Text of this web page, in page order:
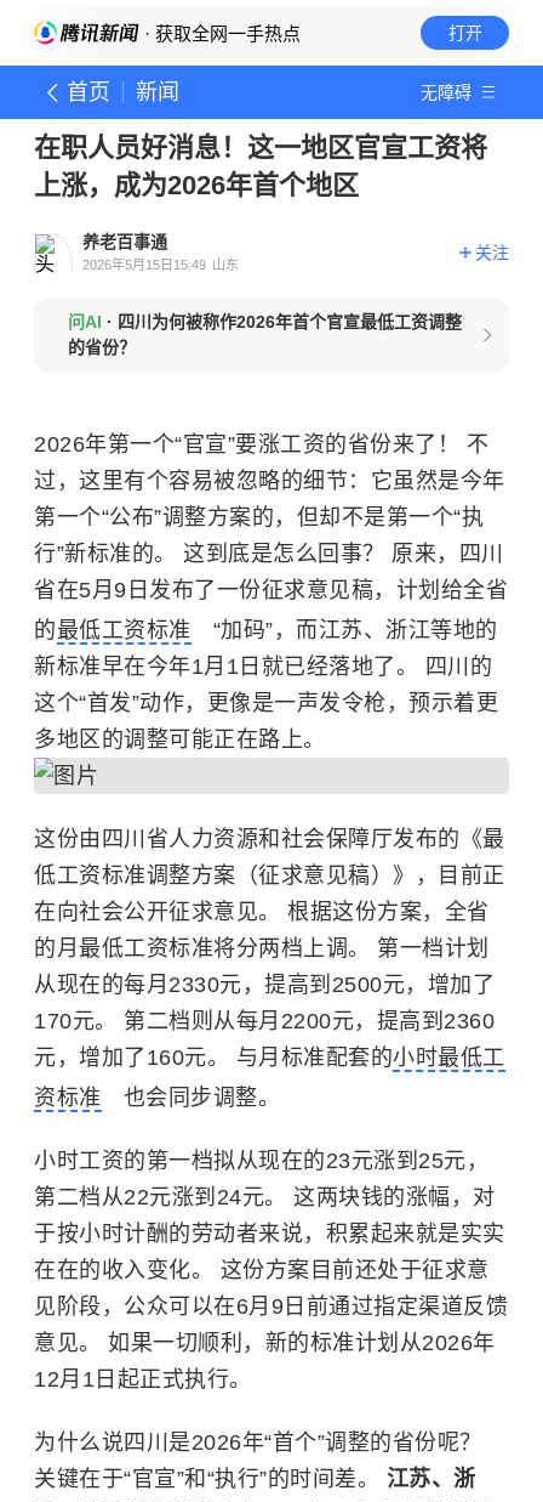
· 获取全网一手热点 打开
首页 新闻 无障碍
在职人员好消息！这一地区官宣工资将
上涨，成为2026年首个地区
养老百事通
2026年5月15日15:49 山东
关注
问AI · 四川为何被称作2026年首个官宣最低工资调整
的省份？
2026年第一个“官宣”要涨工资的省份来了！ 不
过，这里有个容易被忽略的细节：它虽然是今年
第一个“公布”调整方案的，但却不是第一个“执
行”新标准的。 这到底是怎么回事？ 原来，四川
省在5月9日发布了一份征求意见稿，计划给全省
的最低工资标准
“加码”，而江苏、浙江等地的
新标准早在今年1月1日就已经落地了。 四川的
这个“首发”动作，更像是一声发令枪，预示着更
多地区的调整可能正在路上。
这份由四川省人力资源和社会保障厅发布的《最
低工资标准调整方案（征求意见稿）》，目前正
在向社会公开征求意见。 根据这份方案， 全省
的月最低工资标准将分两档上调。 第一档计划
从现在的每月2330元，提高到2500元，增加了
170元。 第二档则从每月2200元，提高到2360
元，增加了160元。 与月标准配套的小时最低工
资标准
也会同步调整。
小时工资的第一档拟从现在的23元涨到25元，
第二档从22元涨到24元。 这两块钱的涨幅，对
于按小时计酬的劳动者来说，积累起来就是实实
在在的收入变化。 这份方案目前还处于征求意
见阶段，公众可以在6月9日前通过指定渠道反馈
意见。 如果一切顺利，新的标准计划从2026年
12月1日起正式执行。
为什么说四川是2026年“首个”调整的省份呢？
关键在于“官宣”和“执行”的时间差。 江苏、浙